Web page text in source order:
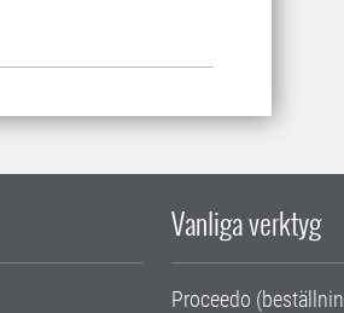
Vanliga verktyg
Proceedo